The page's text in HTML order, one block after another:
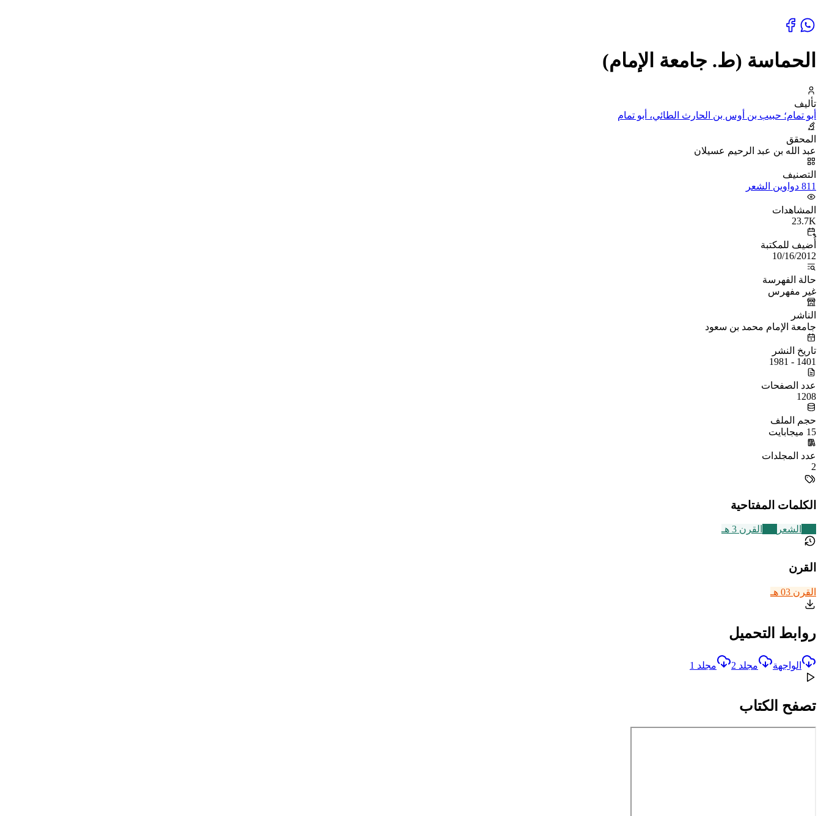
الحماسة (ط. جامعة الإمام)
تأليف
أبو تمام؛ حبيب بن أوس بن الحارث الطائي، أبو تمام
المحقق
عبد الله بن عبد الرحيم عسيلان
التصنيف
811 دواوين الشعر
المشاهدات
23.7K
أُضيف للمكتبة
10/16/2012
حالة الفهرسة
غير مفهرس
الناشر
جامعة الإمام محمد بن سعود
تاريخ النشر
1401 - 1981
عدد الصفحات
1208
حجم الملف
15 ميجابايت
عدد المجلدات
2
الكلمات المفتاحية
الشعر القرن 3 هـ
القرن
القرن 03 هـ
روابط التحميل
الواجهة مجلد 2 مجلد 1
تصفح الكتاب